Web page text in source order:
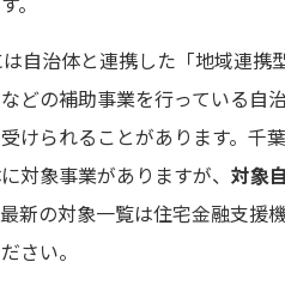
自治体と連携した「地域連携
どの補助事業を行っている自
けられることがあります。千
対象事業がありますが、 対象
新の対象一覧は住宅金融支援
さい。